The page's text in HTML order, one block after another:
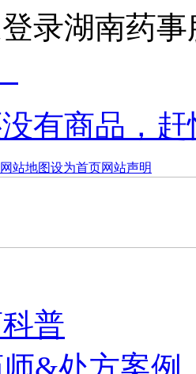
登录湖南药
有商品，
网站地图设为首页网站声明
普